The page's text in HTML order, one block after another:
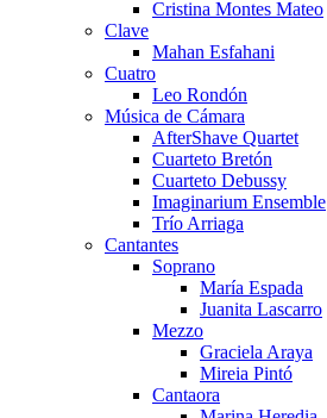
Cristina Montes Mateo
Clave
Mahan Esfahani
Cuatro
Leo Rondón
Música de Cámara
AfterShave Quartet
Cuarteto Bretón
Cuarteto Debussy
Imaginarium Ensemble
Trío Arriaga
Cantantes
Soprano
María Espada
Juanita Lascarro
Mezzo
Graciela Araya
Mireia Pintó
Cantaora